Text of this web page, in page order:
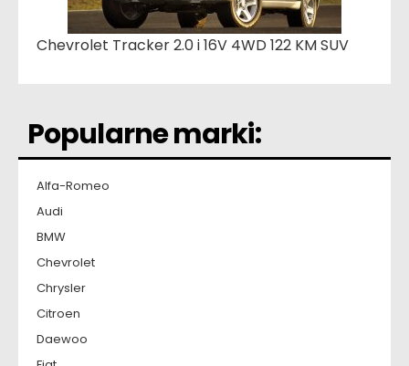
Chevrolet Tracker 2.0 i 16V 4WD 122 KM SUV
Popularne marki:
Alfa-Romeo
Audi
BMW
Chevrolet
Chrysler
Citroen
Daewoo